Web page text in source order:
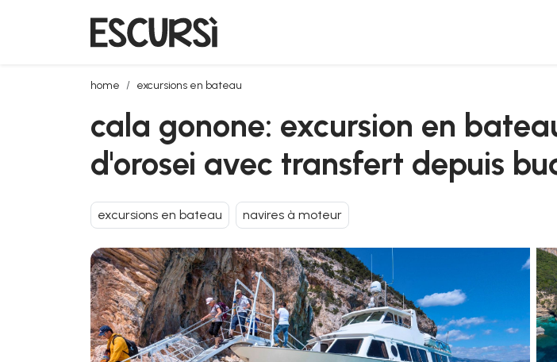
home excursions en bateau
cala gonone: excursion en bateau à moteur dans le golfe d'orosei avec transfert depuis
cala gonone: excursion en
d'orosei avec transfert depuis
excursions en bateau navires à moteur